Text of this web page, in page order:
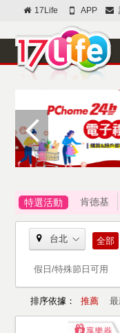
17Life APP
特選活動 肯德基
台北 全部
假日/特殊節日可用
排序依據： 推薦 最